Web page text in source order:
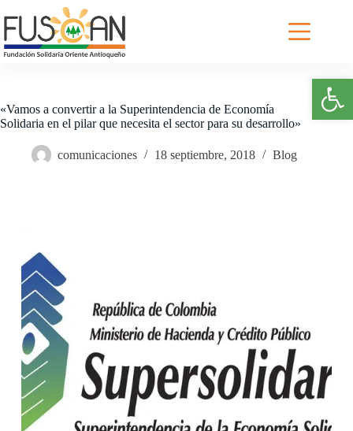
Abrir barra de herramientas
al
contenido
«Vamos a convertir a la Superintendencia de Economía
Solidaria en el pilar que necesita el sector para su desarrollo»
comunicaciones 18 septiembre, 2018 Blog